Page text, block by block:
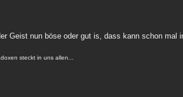
Geist nun böse oder gut is, dass kann schon mal
steckt in uns allen...